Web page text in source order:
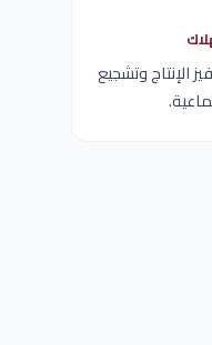
الإنتاج وتشجيع